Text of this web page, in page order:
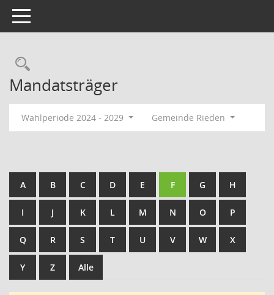
Toggle navigation
Rechercheauswahl
Mandatsträger
Wahlperiode 2024 - 2029 Gemeinde Rieden
A B C D E F G H
I J K L M N O P
Q R S T U V W X
Y Z Alle